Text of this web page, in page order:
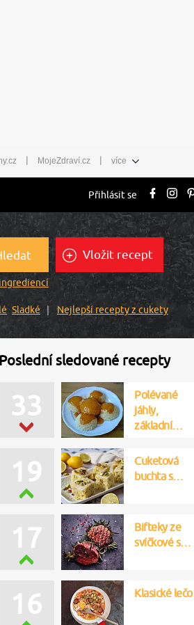
| MojeZdraví.cz | více
Přihlásit se
Vložit recept
Sladké
Nejlepší recepty z cukety
Poslední sledované recepty
33
Polévané
jáhly,
základní…
19
Cuketová
buchta s…
16 Klasické lečo
17
Bifteky ze
svíčkové s…